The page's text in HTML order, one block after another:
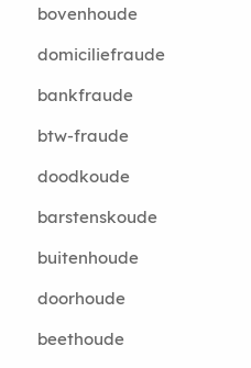
bovenhoude
domiciliefraude
bankfraude
btw-fraude
doodkoude
barstenskoude
buitenhoude
doorhoude
beethoude